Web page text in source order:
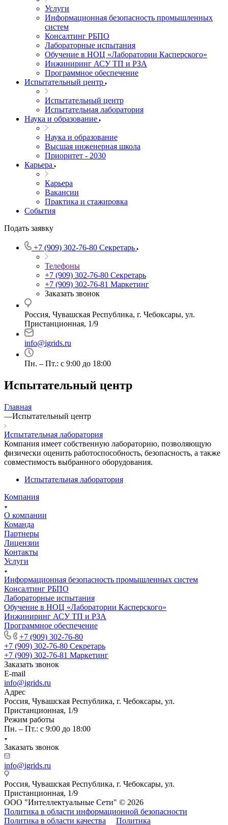
Услуги
Информационная безопасность промышленных
систем
Консалтинг РБПО
Лабораторные испытания
Обучение в НОЦ «Лаборатории Касперского»
Инжиниринг АСУ ТП и РЗА
Программное обеспечение
Испытательный центр
Испытательный центр
Испытательная лаборатория
Наука и образование
Наука и образование
Высшая инженерная школа
Приоритет - 2030
Карьера
Карьера
Вакансии
Практика и стажировка
События
Подать заявку
+7 (909) 302-76-80 Секретарь
Телефоны
+7 (909) 302-76-80 Секретарь
+7 (909) 302-76-81 Маркетинг
Заказать звонок
Россия, Чувашская Республика, г. Чебоксары, ул.
Пристанционная, 1/9
info@igrids.ru
Пн. – Пт.: с 9:00 до 18:00
Испытательный центр
Главная
—Испытательный центр
Испытательная лаборатория
Компания имеет собственную лабораторию, позволяющую
физически оценить работоспособность, безопасность, а также
совместимость выбранного оборудования.
Испытательная лаборатория
Компания
О компании
Команда
Партнеры
Лицензии
Контакты
Услуги
Информационная безопасность промышленных систем
Консалтинг РБПО
Лабораторные испытания
Обучение в НОЦ «Лаборатории Касперского»
Инжиниринг АСУ ТП и РЗА
Программное обеспечение
+7 (909) 302-76-80
+7 (909) 302-76-80 Секретарь
+7 (909) 302-76-81 Маркетинг
Заказать звонок
E-mail
info@igrids.ru
Адрес
Россия, Чувашская Республика, г. Чебоксары, ул.
Пристанционная, 1/9
Режим работы
Пн. – Пт.: с 9:00 до 18:00
Заказать звонок
info@igrids.ru
Россия, Чувашская Республика, г. Чебоксары, ул.
Пристанционная, 1/9
ООО "Интеллектуальные Сети" © 2026
Политика в области информационной безопасности
Политика в области качества
Политика